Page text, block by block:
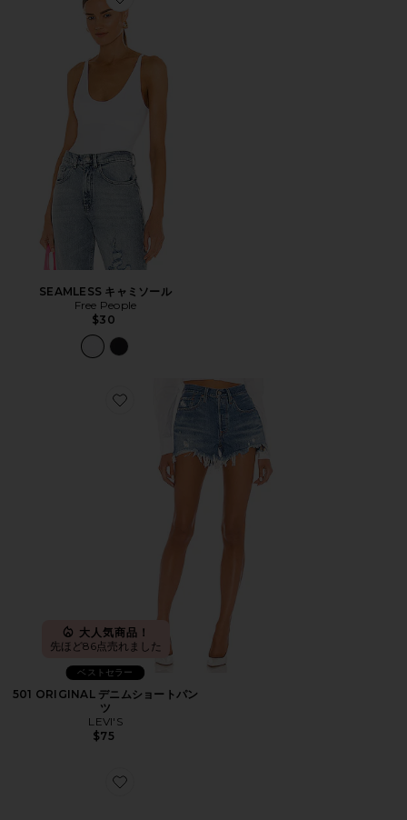
Favorite SEAMLESS キャミソール
SEAMLESS キャミソール
Free People
$30
Favorite 501 ORIGINAL デニムショートパンツ
大人気商品！
先ほど86点売れました
ベストセラー
501 ORIGINAL デニムショートパン
ツ
LEVI'S
$75
Favorite WHIRLPOOL サングラス